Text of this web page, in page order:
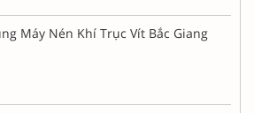
Máy Nén Khí Trục Vít Bắc Giang